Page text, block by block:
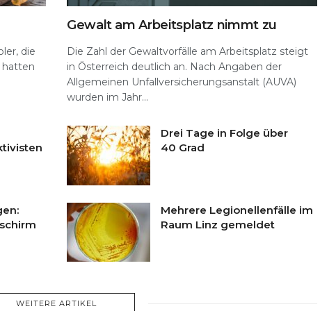
die
hatten
Gewalt am Arbeitsplatz nimmt zu
Die Zahl der Gewaltvorfälle am Arbeitsplatz steigt
in Österreich deutlich an. Nach Angaben der
Allgemeinen Unfallversicherungsanstalt (AUVA)
wurden im Jahr...
Drei Tage in Folge über
40 Grad
Mehrere Legionellenfälle im
Raum Linz gemeldet
WEITERE ARTIKEL